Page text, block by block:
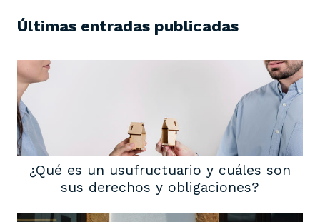
Últimas entradas publicadas
¿Qué es un usufructuario y cuáles son
sus derechos y obligaciones?